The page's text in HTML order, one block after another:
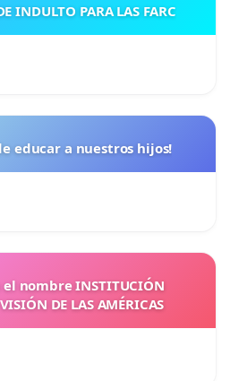
INDULTO PARA LAS FARC
educar a nuestros hijos!
nombre INSTITUCIÓN
DE LAS AMÉRICAS